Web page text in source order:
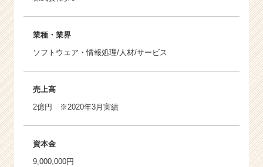
業種・業界
ソフトウェア・情報処理/人材/サービス
売上高
2億円 ※2020年3月実績
資本金
9,000,000円